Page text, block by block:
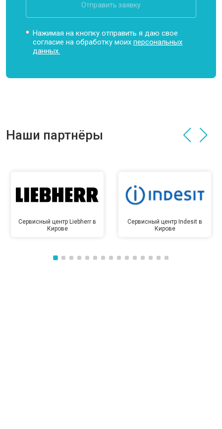
Отправить заявку
Нажимая на кнопку отправить я даю свое
согласие на обработку моихперсональных
данных.
Наши партнёры
Сервисный центр Liebherr в
Кирове
Сервисный центр Indesit в
Кирове